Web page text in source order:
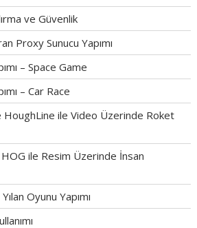
ve Güvenlik
Proxy Sunucu Yapımı
– Space Game
– Car Race
HoughLine ile Video Üzerinde Roket
ile Resim Üzerinde İnsan
Oyunu Yapımı